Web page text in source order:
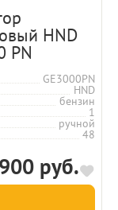
HND
PN
GE3000PN
HND
бензин
1
ручной
48
руб.